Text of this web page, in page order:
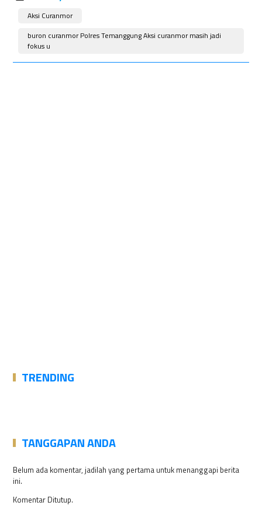
Aksi Curanmor
buron curanmor Polres Temanggung Aksi curanmor masih jadi
fokus u
TRENDING
TANGGAPAN ANDA
Belum ada komentar, jadilah yang pertama untuk menanggapi berita
ini.
Komentar Ditutup.